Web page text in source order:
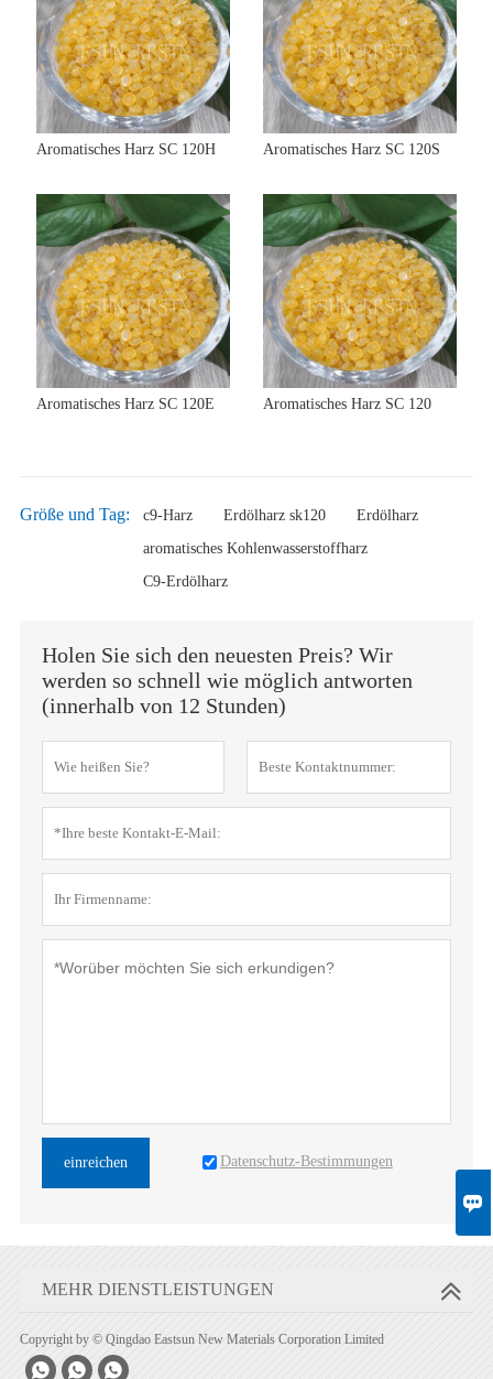

Aromatisches Harz SC 120H Aromatisches Harz SC 120S
Aromatisches Harz SC 120E Aromatisches Harz SC 120
Größe und Tag: c9-Harz Erdölharz sk120
Erdölharz
aromatisches Kohlenwasserstoffharz
C9-Erdölharz
Holen Sie sich den neuesten Preis? Wir
werden so schnell wie möglich antworten
(innerhalb von 12 Stunden)
einreichen Datenschutz-Bestimmungen
MEHR DIENSTLEISTUNGEN
Copyright by © Qingdao Eastsun New Materials Corporation Limited
  